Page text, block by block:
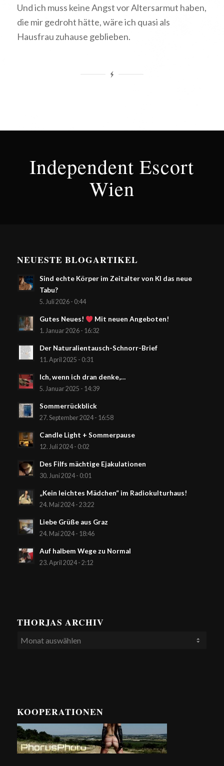
Und ich muss keine Angst vor Altersarmut haben,
die mir gedroht hätte, wäre ich quasi als
Hausfrau zuhause geblieben.
Independent Escort
Wien
NEUESTE BLOGARTIKEL
Sind echte Körper im Zeitalter von KI das neue
Tabu?
5. Juli 2026 - 0:44
Gutes Neues! Mit neuen Angeboten!
1. Januar 2026 - 16:32
Der Naturalientausch-Schnorr-Brief
11. April 2025 - 0:31
Ich, wenn ich dran denke,…
5. Januar 2025 - 14:39
Sommerrückblick
27. September 2024 - 16:58
Candle Light + Sommerpause
12. Juli 2024 - 0:02
Des Filfs mächtige Ejakulationen
30. Juni 2024 - 0:01
„Kein leichtes Mädchen“ im Radiokulturhaus!
24. Mai 2024 - 23:22
Liebe Grüße aus Graz
24. Mai 2024 - 18:46
Auf halbem Wege zu Normal
23. April 2024 - 2:12
THORJAS ARCHIV
KOOPERATIONEN